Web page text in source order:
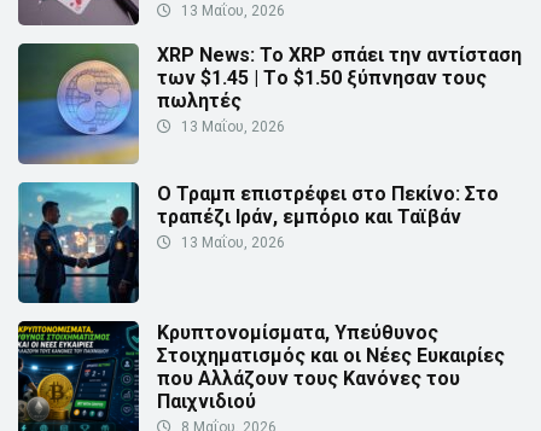
13 Μαΐου, 2026
XRP News: Το XRP σπάει την αντίσταση
των $1.45 | Τo $1.50 ξύπνησαν τους
πωλητές
13 Μαΐου, 2026
Ο Τραμπ επιστρέφει στο Πεκίνο: Στο
τραπέζι Ιράν, εμπόριο και Ταϊβάν
13 Μαΐου, 2026
Κρυπτονομίσματα, Υπεύθυνος
Στοιχηματισμός και οι Νέες Ευκαιρίες
που Αλλάζουν τους Κανόνες του
Παιχνιδιού
8 Μαΐου, 2026